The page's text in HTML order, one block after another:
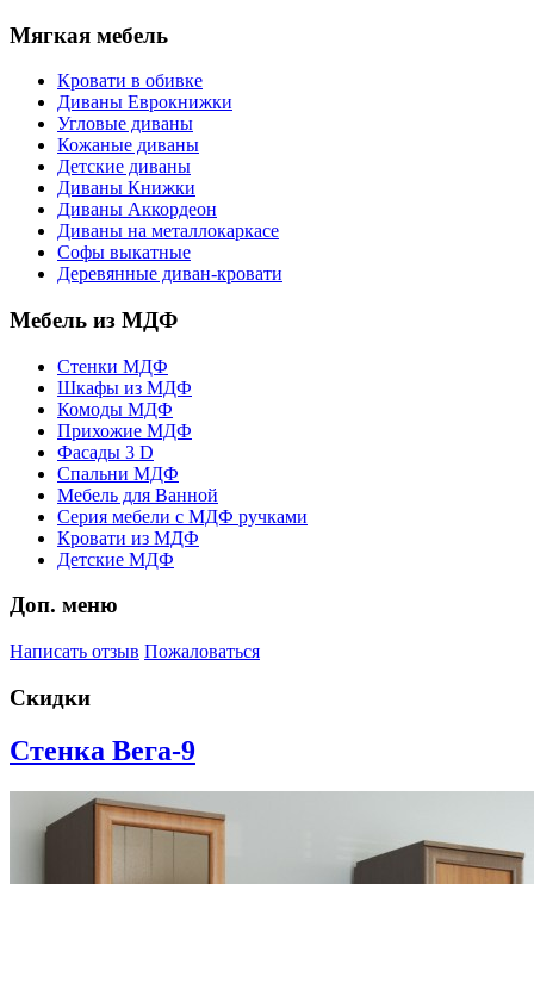
Мягкая мебель
Кровати в обивке
Диваны Еврокнижки
Угловые диваны
Кожаные диваны
Детские диваны
Диваны Книжки
Диваны Аккордеон
Диваны на металлокаркасе
Софы выкатные
Деревянные диван-кровати
Мебель из МДФ
Стенки МДФ
Шкафы из МДФ
Комоды МДФ
Прихожие МДФ
Фасады 3 D
Спальни МДФ
Мебель для Ванной
Серия мебели с МДФ ручками
Кровати из МДФ
Детские МДФ
Доп. меню
Написать отзыв Пожаловаться
Скидки
Стенка Вега-9